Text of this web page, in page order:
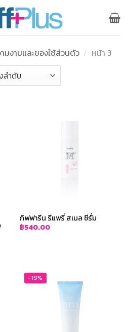
งามและของใช้ส่วนตัว / หน้า 3
กิฟฟารีน รีแพรี่ สเนล ซีรั่ม
฿540.00
-19%